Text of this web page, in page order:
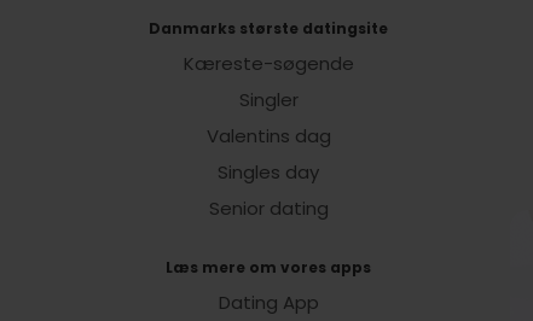
Danmarks største datingsite
Kæreste-søgende
Singler
Valentins dag
Singles day
Senior dating
Læs mere om vores apps
Dating App